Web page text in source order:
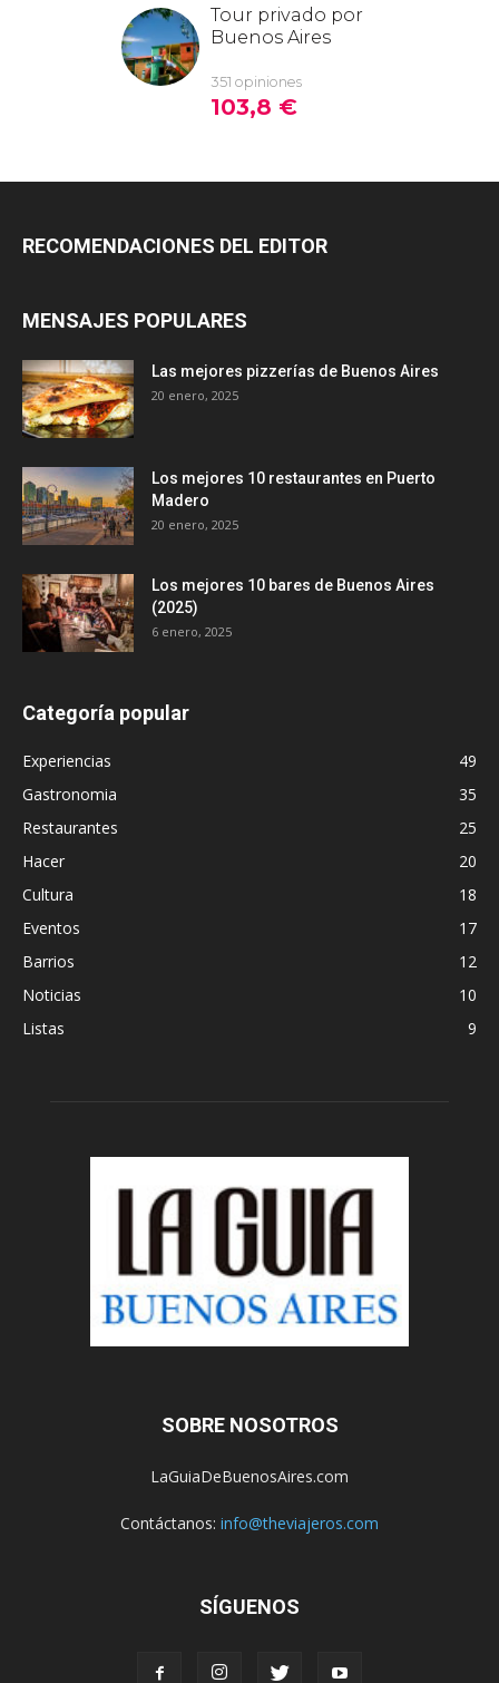
RECOMENDACIONES DEL EDITOR
MENSAJES POPULARES
Las mejores pizzerías de Buenos Aires
20 enero, 2025
Los mejores 10 restaurantes en Puerto
Madero
20 enero, 2025
Los mejores 10 bares de Buenos Aires
(2025)
6 enero, 2025
Categoría popular
Experiencias
49
Gastronomia
35
Restaurantes
25
Hacer
20
Cultura
18
Eventos
17
Barrios
12
Noticias
10
Listas
9
SOBRE NOSOTROS
LaGuiaDeBuenosAires.com
Contáctanos: info@theviajeros.com
SÍGUENOS